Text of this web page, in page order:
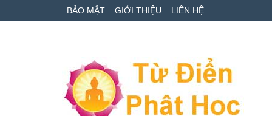
to
to
qua
BẢO MẬT GIỚI THIỆU LIÊN HỆ